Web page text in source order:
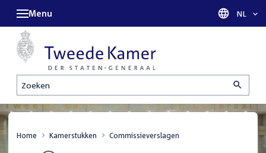
Zoeken
Menu Taal
NL
Home Kamerstukken Commissieverslagen